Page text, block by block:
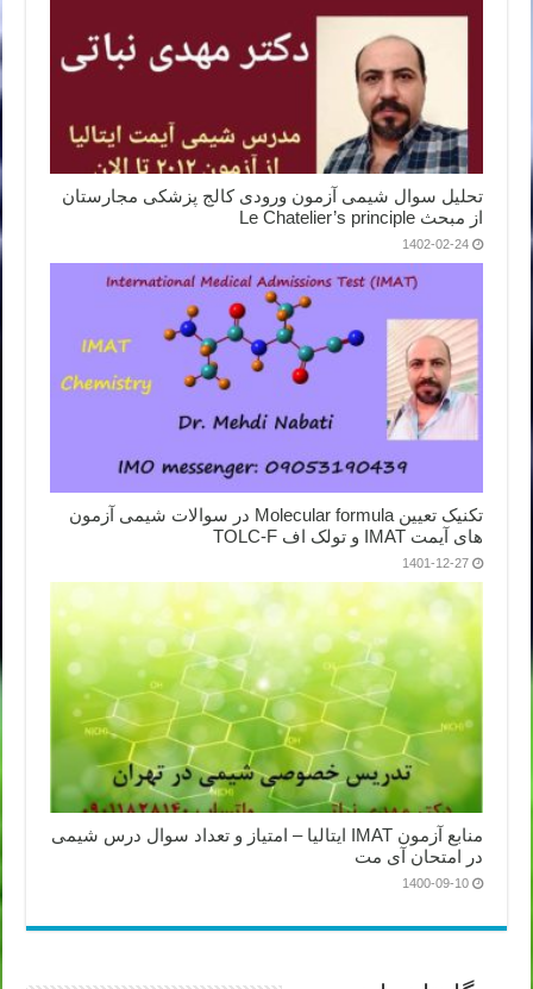
تحلیل سوال شیمی آزمون ورودی کالج پزشکی مجارستان
از مبحث Le Chatelier’s principle
1402-02-24
تکنیک تعیین Molecular formula در سوالات شیمی آزمون
های آیمت IMAT و تولک اف TOLC-F
1401-12-27
منابع آزمون IMAT ایتالیا – امتیاز و تعداد سوال درس شیمی
در امتحان آی مت
1400-09-10